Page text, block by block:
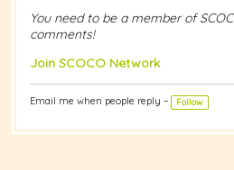
You need to be a member of
comments!
Join SCOCO Network
Email me when people reply – Follow